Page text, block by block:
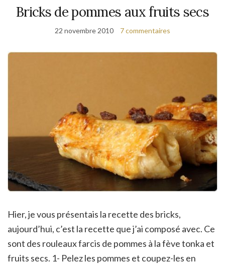
Bricks de pommes aux fruits secs
22 novembre 2010 7 commentaires
Hier, je vous présentais la recette des bricks,
aujourd’hui, c’est la recette que j’ai composé avec. Ce
sont des rouleaux farcis de pommes à la fève tonka et
fruits secs. 1- Pelez les pommes et coupez-les en